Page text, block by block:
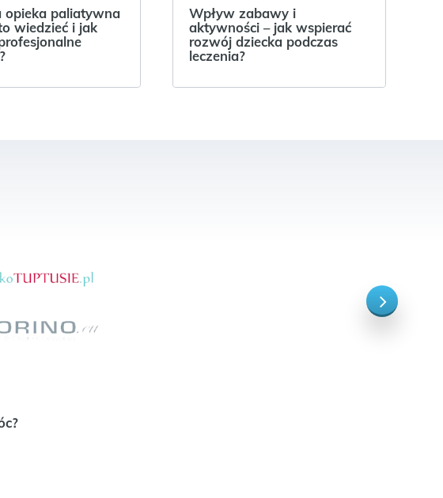
opieka paliatywna
wiedzieć i jak
Wpływ zabawy i
aktywności – jak wspierać
rozwój dziecka podczas
leczenia?